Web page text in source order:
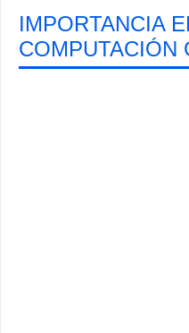
IMPORTANCIA
COMPUTACIÓN